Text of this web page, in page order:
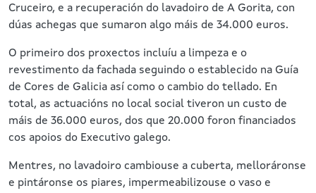
Cruceiro, e a recuperación do lavadoiro de A Gorita, con
dúas achegas que sumaron algo máis de 34.000 euros.
O primeiro dos proxectos incluíu a limpeza e o
revestimento da fachada seguindo o establecido na Guía
de Cores de Galicia así como o cambio do tellado. En
total, as actuacións no local social tiveron un custo de
máis de 36.000 euros, dos que 20.000 foron financiados
cos apoios do Executivo galego.
Mentres, no lavadoiro cambiouse a cuberta, melloráronse
e pintáronse os piares, impermeabilizouse o vaso e